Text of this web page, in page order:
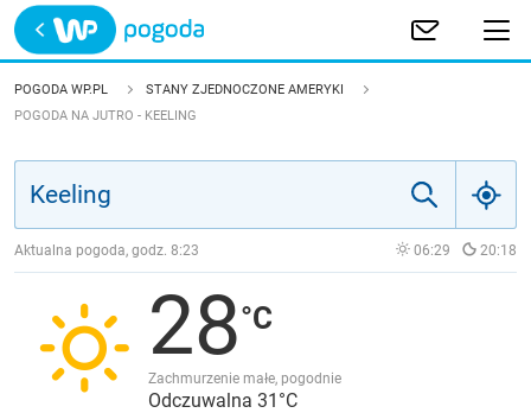
Trwa ładowanie
POLSKA
JAKOŚĆ POWIETRZA
POGODA WP.PL
STANY ZJEDNOCZONE AMERYKI
POGODA NA JUTRO - KEELING
Aktualna pogoda, godz. 8:23 06:29 20:18
28
Zachmurzenie małe, pogodnie
Odczuwalna 31°C